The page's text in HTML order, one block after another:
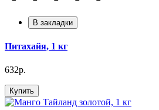
В закладки
Питахайя, 1 кг
632р.
Купить